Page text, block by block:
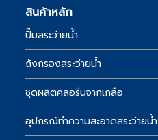
สินค้าหลัก
ปั๊มสระว่ายน้ำ
ถังกรองสระว่ายน้ำ
ชุดผลิตคลอรีนจากเกลือ
อุปกรณ์ทำความสะอาดสระว่ายน้ำ